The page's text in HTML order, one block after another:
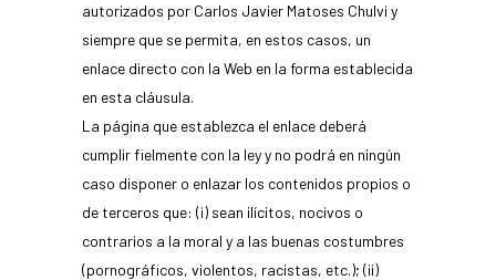
autorizados por Carlos Javier Matoses Chulvi y
siempre que se permita, en estos casos, un
enlace directo con la Web en la forma establecida
en esta cláusula.
La página que establezca el enlace deberá
cumplir fielmente con la ley y no podrá en ningún
caso disponer o enlazar los contenidos propios o
de terceros que: (i) sean ilícitos, nocivos o
contrarios a la moral y a las buenas costumbres
(pornográficos, violentos, racistas, etc.); (ii)